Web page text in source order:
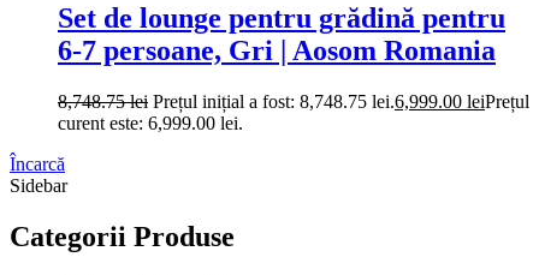
Set de lounge pentru grădină pentru
6-7 persoane, Gri | Aosom Romania
8,748.75lei Prețul inițial a fost: 8,748.75 lei.6,999.00 leiPrețul
curent este: 6,999.00 lei.
Încarcă
Sidebar
Categorii Produse